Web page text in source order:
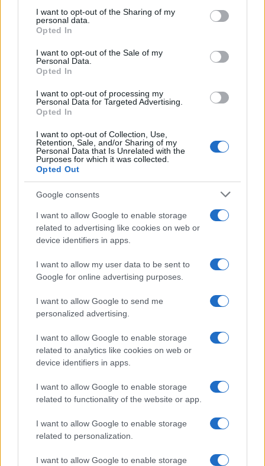
not limited to your visit or usage behaviour. You may click to
grant or deny consent to Google and its third-party tags to
use your data for below specified purposes in below Google
consent section.
I want to opt-out of the Sharing of my
personal data.
Opted In
I want to opt-out of the Sale of my
Personal Data.
Opted In
I want to opt-out of processing my
Personal Data for Targeted Advertising.
Opted In
I want to opt-out of Collection, Use,
Retention, Sale, and/or Sharing of my
Personal Data that Is Unrelated with the
Purposes for which it was collected.
Opted Out
Google consents
I want to allow Google to enable storage
related to advertising like cookies on web or
device identifiers in apps.
I want to allow my user data to be sent to
Google for online advertising purposes.
I want to allow Google to send me
personalized advertising.
I want to allow Google to enable storage
related to analytics like cookies on web or
device identifiers in apps.
I want to allow Google to enable storage
related to functionality of the website or app.
I want to allow Google to enable storage
related to personalization.
I want to allow Google to enable storage
Continua a leggere
B2B NEWS
Ripensare le tecnologie umanitarie oltre i criteri dei
donatori
Martina Marchesi · 10 Lug 2026
Acquisizione Fincantieri-WSense: i fondatori restano
Linda Pellegrini · 7 Lug 2026